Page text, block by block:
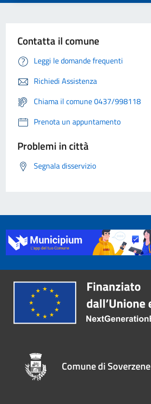
Contatta il comune
Leggi le domande frequenti
Richiedi Assistenza
Chiama il comune 0437/998118
Prenota un appuntamento
Problemi in città
Segnala disservizio
Comune di Soverzene